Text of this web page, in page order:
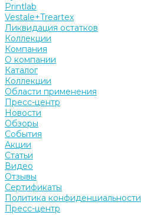
Printlab
Vestale+Treartex
Ликвидация остатков
Коллекции
Компания
О компании
Каталог
Коллекции
Области применения
Пресс-центр
Новости
Обзоры
События
Акции
Статьи
Видео
Отзывы
Сертификаты
Политика конфиденциальности
Пресс-центр